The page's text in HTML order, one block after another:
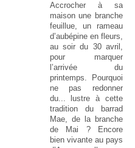
Accrocher à sa
maison une branche
feuillue, un rameau
d’aubépine en fleurs,
au soir du 30 avril,
pour marquer
l’arrivée du
printemps. Pourquoi
ne pas redonner
du... lustre à cette
tradition du barrad
Mae, de la branche
de Mai ? Encore
bien vivante au pays